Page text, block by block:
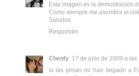
Esta imagen es la demostración
Como siempre me asombra el
Saludos
Responder
Chenfy 17 de julio de 2009 a las
si las prisas no han llegado a